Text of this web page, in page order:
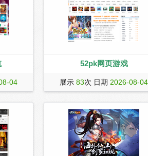
戏网
04
52pk网页游戏
52pk网页游戏提供2018新网页游戏
展示 83次 日期 2026-08-04